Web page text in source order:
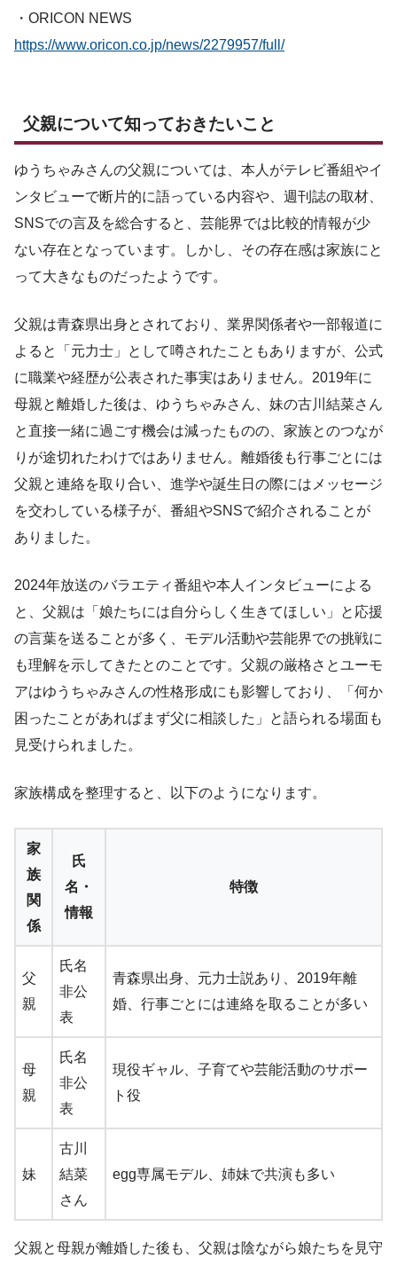
・ORICON NEWS
https://www.oricon.co.jp/news/2279957/full/
父親について知っておきたいこと
ゆうちゃみさんの父親については、本人がテレビ番組やイ
ンタビューで断片的に語っている内容や、週刊誌の取材、
SNSでの言及を総合すると、芸能界では比較的情報が少
ない存在となっています。しかし、その存在感は家族にと
って大きなものだったようです。
父親は青森県出身とされており、業界関係者や一部報道に
よると「元力士」として噂されたこともありますが、公式
に職業や経歴が公表された事実はありません。2019年に
母親と離婚した後は、ゆうちゃみさん、妹の古川結菜さん
と直接一緒に過ごす機会は減ったものの、家族とのつなが
りが途切れたわけではありません。離婚後も行事ごとには
父親と連絡を取り合い、進学や誕生日の際にはメッセージ
を交わしている様子が、番組やSNSで紹介されることが
ありました。
2024年放送のバラエティ番組や本人インタビューによる
と、父親は「娘たちには自分らしく生きてほしい」と応援
の言葉を送ることが多く、モデル活動や芸能界での挑戦に
も理解を示してきたとのことです。父親の厳格さとユーモ
アはゆうちゃみさんの性格形成にも影響しており、「何か
困ったことがあればまず父に相談した」と語られる場面も
見受けられました。
家族構成を整理すると、以下のようになります。
家
族
関
係
氏
名・
情報
特徴
父
親
氏名
非公
表
青森県出身、元力士説あり、2019年離
婚、行事ごとには連絡を取ることが多い
母
親
氏名
非公
表
現役ギャル、子育てや芸能活動のサポー
ト役
妹
古川
結菜
さん
egg専属モデル、姉妹で共演も多い
父親と母親が離婚した後も、父親は陰ながら娘たちを見守